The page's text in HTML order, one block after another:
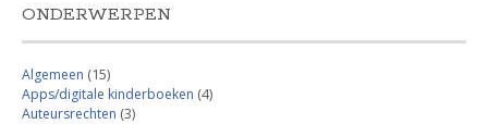
ONDERWERPEN
Algemeen (15)
Apps/digitale kinderboeken (4)
Auteursrechten (3)